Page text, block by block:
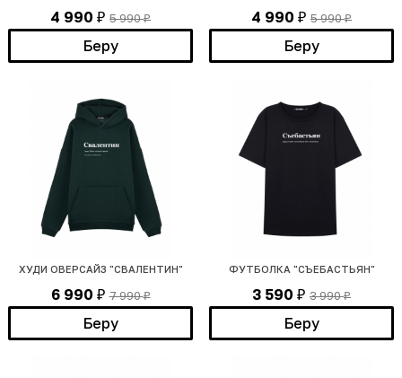
4 990 ₽ 5 990₽
Беру
4 990 ₽ 5 990₽
Беру
ХУДИ ОВЕРСАЙЗ "СВАЛЕНТИН"
6 990 ₽ 7 990₽
Беру
ФУТБОЛКА "СЪЕБАСТЬЯН"
3 590 ₽ 3 990₽
Беру